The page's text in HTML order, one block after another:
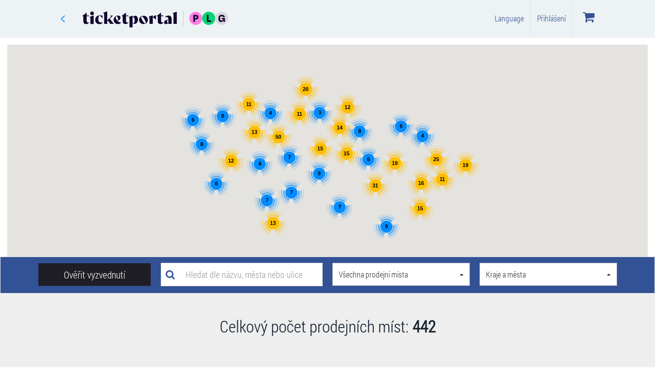
Language Přihlášení
50
9
11
14
7
31
8
12
15
15
8
15
25
7
6
20
12
13
7
19
9
13
11
19
8
6
6
6
16
4
3
11
4
7
4
Ověřit vyzvednutí Všechna prodejní místa Kraje a města
Celkový počet prodejních míst: 442